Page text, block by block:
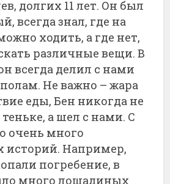
долгих 11 лет. Он был
всегда знал, где на
ходить, а где нет,
различные вещи. В
всегда делил с нами
Не важно – жара
еды, Бен никогда не
теньке, а шел с нами. С
очень много
историй. Например,
погребение, в
много лошадиных